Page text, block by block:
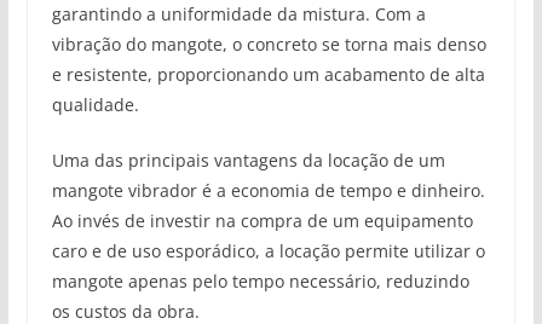
garantindo a uniformidade da mistura. Com a
vibração do mangote, o concreto se torna mais denso
e resistente, proporcionando um acabamento de alta
qualidade.
Uma das principais vantagens da locação de um
mangote vibrador é a economia de tempo e dinheiro.
Ao invés de investir na compra de um equipamento
caro e de uso esporádico, a locação permite utilizar o
mangote apenas pelo tempo necessário, reduzindo
os custos da obra.